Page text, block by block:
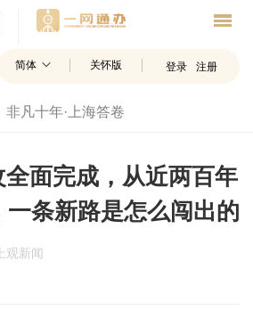
简体 关怀版 登录 注册
非凡十年·上海答卷
面完成，从近两百年
一条新路是怎么闯出的
观新闻